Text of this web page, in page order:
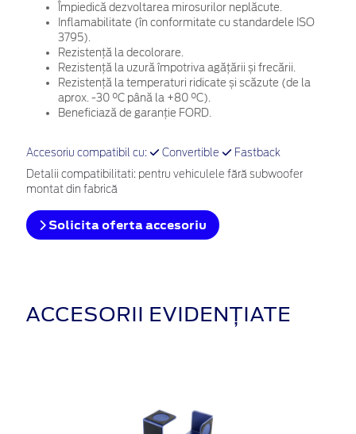
Împiedică dezvoltarea mirosurilor neplăcute.
Inflamabilitate (în conformitate cu standardele ISO
3795).
Rezistență la decolorare.
Rezistență la uzură împotriva agățării și frecării.
Rezistență la temperaturi ridicate și scăzute (de la
aprox. -30 °C până la +80 °C).
Beneficiază de garanție FORD.
Accesoriu compatibil cu: Convertible Fastback
Detalii compatibilitati: pentru vehiculele fără subwoofer
montat din fabrică
Solicita oferta accesoriu
ACCESORII EVIDENȚIATE